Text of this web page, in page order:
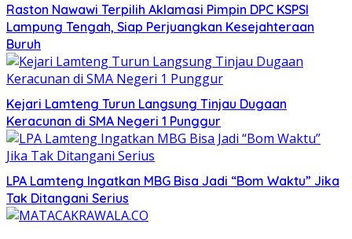
Raston Nawawi Terpilih Aklamasi Pimpin DPC KSPSI
Lampung Tengah, Siap Perjuangkan Kesejahteraan
Buruh
Kejari Lamteng Turun Langsung Tinjau Dugaan
Keracunan di SMA Negeri 1 Punggur
LPA Lamteng Ingatkan MBG Bisa Jadi “Bom Waktu” Jika
Tak Ditangani Serius